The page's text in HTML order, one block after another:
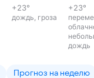
+23°
дождь, гроза
+23°
дождь
Прогноз на неделю